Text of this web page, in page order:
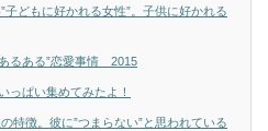
どもに好かれる女性”。子供に好かれる
るある”恋愛事情 2015
っぱい集めてみたよ！
特徴。彼に”つまらない”と思われている